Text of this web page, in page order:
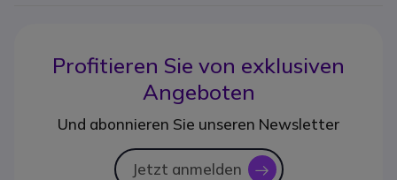
Profitieren Sie von exklusiven
Angeboten
Und abonnieren Sie unseren Newsletter
Jetzt anmelden icon